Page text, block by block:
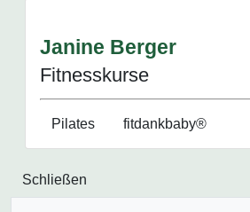
Janine Berger
Fitnesskurse
Pilates fitdankbaby®
Schließen